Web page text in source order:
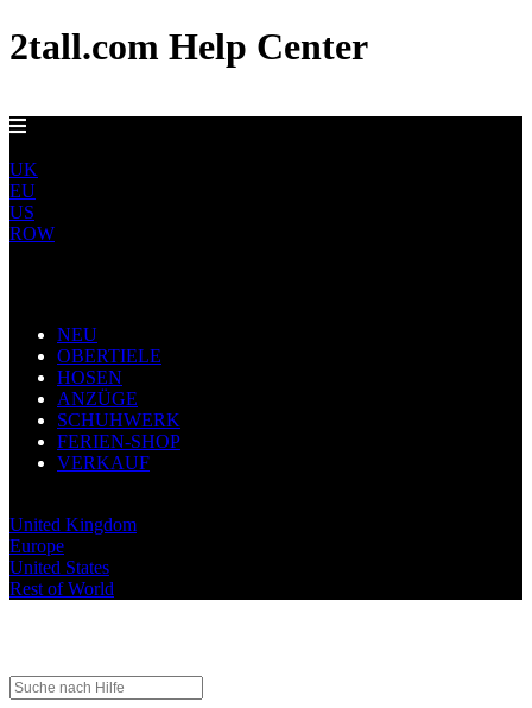
2tall.com Help Center
UK
EU
US
ROW
NEU
OBERTIELE
HOSEN
ANZÜGE
SCHUHWERK
FERIEN-SHOP
VERKAUF
United Kingdom
Europe
United States
Rest of World